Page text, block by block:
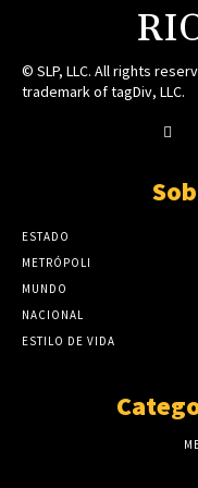
© SLP, LLC. All rights
trademark of tagDiv, LLC.
ESTADO
METRÓPOLI
MUNDO
NACIONAL
ESTILO DE VIDA